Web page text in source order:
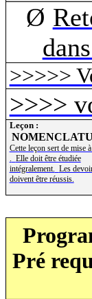
Ø
>>>>>
>>>>
Leçon :
Cette leçon sert de mise à
. Elle doit être étudiée
intégralement. Les
doivent être réussis.
Pré